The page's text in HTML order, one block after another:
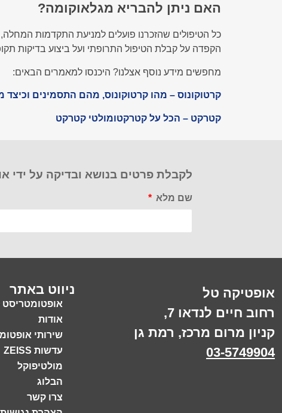
האם ניתן להבריא מגלאוקומה?
כל הטיפולים שהזכרנו פועלים למניעת התקדמות
הקפדה על קבלת הטיפול התרופתי ועל ביצוע בדיקות
מחפשים מידע נוסף אצלנו? היכנסו למאמרים הבאים:
קרטוקונוס – מהו קרטוקונוס, מהם התסמינים וכיצד
קטרקט – הכל על קטרקטומולטי קטרקט
לקבלת פרטים בנושא ובדיקה על ידי
שם מלא
אופטיקה טל
רחוב חיים לנדאו 7,
קניון מרום מרכז, רמת גן
03-5749904
ניווט באתר
אופטומטריסט
אודות
שירותי
עדשות ZEISS
מולטיפוקל
הבלוג
צרו קשר